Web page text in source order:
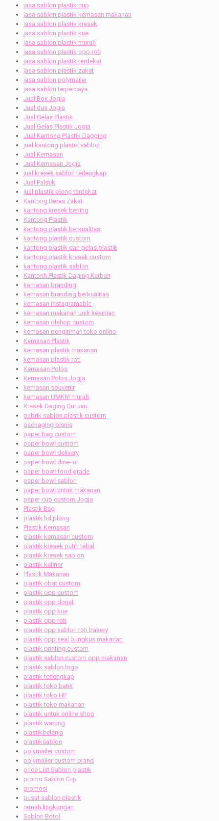
jasa sablon plastik cup
jasa sablon plastik kemasan makanan
jasa sablon plastik kresek
jasa sablon plastik kue
jasa sablon plastik murah
jasa sablon plastik opp roti
jasa sablon plastik terdekat
jasa sablon plastik zakat
jasa sablon polymailer
jasa sablon terpercaya
Jual Box Jogja
Jual dus Jogja
Jual Gelas Plastik
Jual Gelas Plastik Jogja
Jual Kantong Plastik Dagging
jual kantong plastik sablon
Jual Kemasan
Jual Kemasan Jogja
jual kresek sablon terlengkap
Jual Palstik
jual plastik plong terdekat
Kantong Beras Zakat
kantong kresek bening
Kantong Plastik
kantong plastik berkualitas
kantong plastik custom
kantong plastik dan gelas plastik
kantong plastik kresek custom
kantong plastik sablon
Kantonh Plastik Daging Kurban
kemasan branding
kemasan branding berkualitas
kemasan instagramable
kemasan makanan unik kekinian
kemasan olshop custom
kemasan pengiriman toko online
Kemasan Plastik
kemasan plastik makanan
kemasan plastik roti
Kemasan Polos
Kemasan Polos Jogja
kemasan souvenir
kemasan UMKM murah
Kresek Daging Qurban
pabrik sablon plastik custom
packaging bisnis
paper bag custom
paper bowl custom
paper bowl delivery
paper bowl dine-in
paper bowl food grade
paper bowl sablon
paper bowl untuk makanan
paper cup custom Jogja
Plastik Bag
plastik hd plong
Plastik Kemasan
plastik kemasan custom
plastik kresek putih tebal
plastik kresek sablon
plastik kuliner
Plastik Makanan
plastik obat custom
plastik opp custom
plastik opp donat
plastik opp kue
plastik opp roti
plastik opp sablon roti bakery
plastik opp seal bungkus makanan
plastik printing custom
plastik sablon custom opp makanan
plastik sablon logo
plastik terlengkap
plastik toko batik
plastik toko HP
plastik toko makanan
plastik untuk online shop
plastik warung
plastikbelanja
plastiksablon
polymailer custom
polymailer custom brand
price List Sablon plastik
promo Sablon Cup
promosi
pusat sablon plastik
ramah lingkungan
Sablon Botol